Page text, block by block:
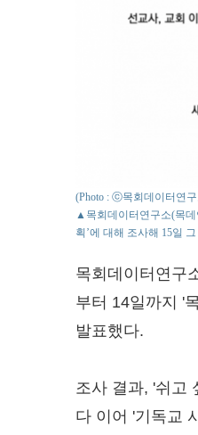
(Photo : ⓒ목회데이터연
▲목회데이터연구소(목데
획’에 대해 조사해 15일
목회데이터연구
부터 14일까지 '
발표했다.
조사 결과, '쉬고
다 이어 '기독교